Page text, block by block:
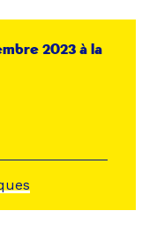
2023 à la